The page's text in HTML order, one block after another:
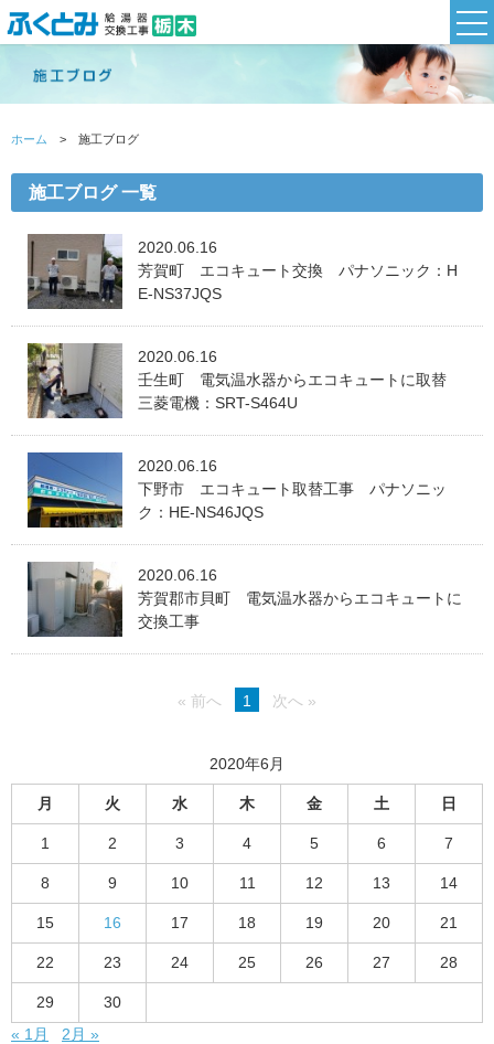
ホーム 施工ブログ
施工ブログ 一覧
2020.06.16
芳賀町 エコキュート交換 パナソニック：H
E-NS37JQS
2020.06.16
壬生町 電気温水器からエコキュートに取替
三菱電機：SRT-S464U
2020.06.16
下野市 エコキュート取替工事 パナソニッ
ク：HE-NS46JQS
2020.06.16
芳賀郡市貝町 電気温水器からエコキュートに
交換工事
« 前へ 1 次へ »
2020年6月
月 火 水 木 金 土 日
1 2 3 4 5 6 7
8 9 10 11 12 13 14
15 16 17 18 19 20 21
22 23 24 25 26 27 28
29
30
« 1月
2月 »